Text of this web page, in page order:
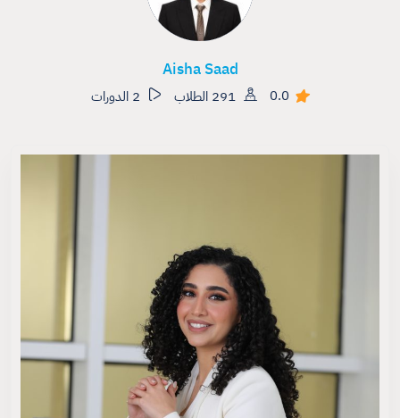
Aisha Saad
0.0